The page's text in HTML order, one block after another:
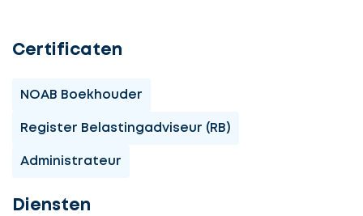
Certificaten
NOAB Boekhouder
Register Belastingadviseur (RB)
Administrateur
Diensten